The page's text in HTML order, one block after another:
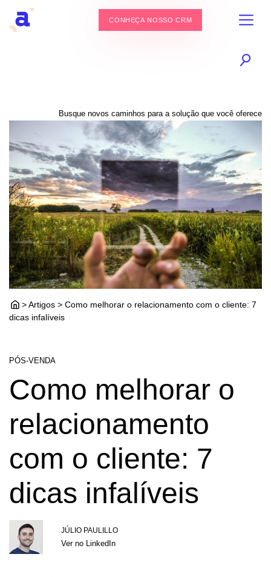
CONHEÇA NOSSO CRM
> Artigos > Como melhorar o relacionamento com o cliente: 7
dicas infalíveis
PÓS-VENDA
Como melhorar o
relacionamento
com o cliente: 7
dicas infalíveis
JÚLIO PAULILLO
Ver no LinkedIn
Busque novos caminhos para a solução que você oferece